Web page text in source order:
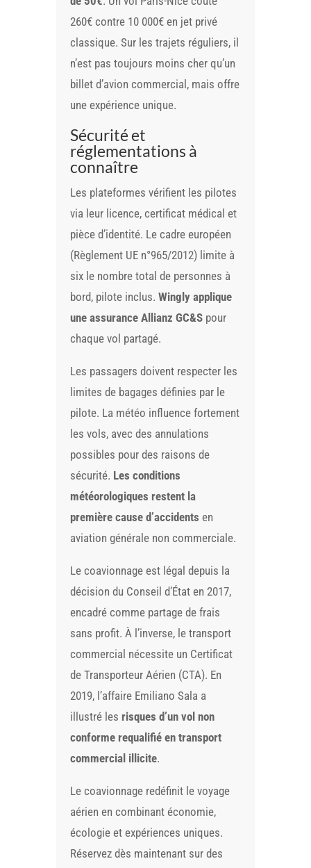
260€ contre 10 000€ en jet privé
classique. Sur les trajets réguliers, il
n’est pas toujours moins cher qu’un
billet d’avion commercial, mais offre
une expérience unique.
Sécurité et
réglementations à
connaître
Les plateformes vérifient les pilotes
via leur licence, certificat médical et
pièce d’identité. Le cadre européen
(Règlement UE n°965/2012) limite à
six le nombre total de personnes à
bord, pilote inclus.Wingly applique
une assurance Allianz GC&S pour
chaque vol partagé.
Les passagers doivent respecter les
limites de bagages définies par le
pilote. La météo influence fortement
les vols, avec des annulations
possibles pour des raisons de
sécurité. Les conditions
météorologiques restent la
première cause d’accidents en
aviation générale non commerciale.
Le coavionnage est légal depuis la
décision du Conseil d’État en 2017,
encadré comme partage de frais
sans profit. À l’inverse, le transport
commercial nécessite un Certificat
de Transporteur Aérien (CTA). En
2019, l’affaire Emiliano Sala a
illustré les risques d’un vol non
conforme requalifié en transport
commercial illicite.
Le coavionnage redéfinit le voyage
aérien en combinant économie,
écologie et expériences uniques.
Réservez dès maintenant sur des